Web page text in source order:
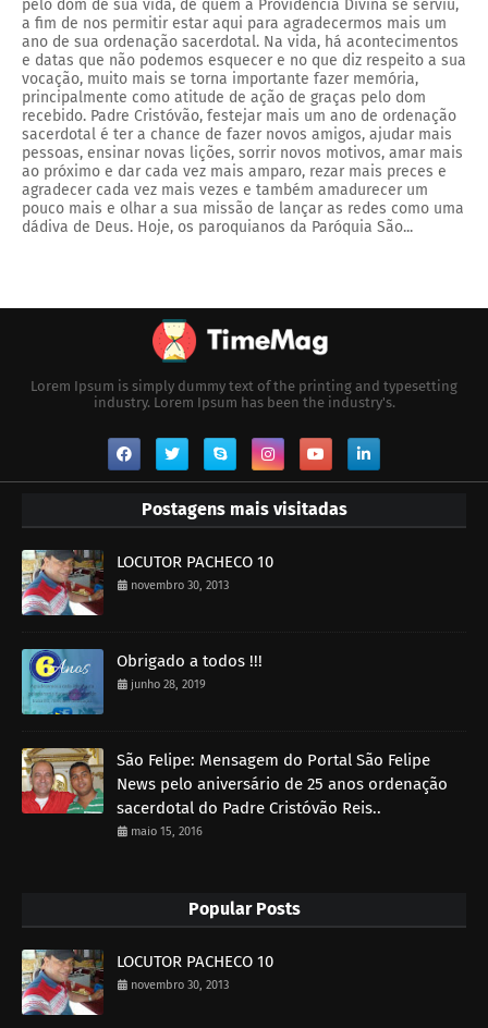
pelo dom de sua vida, de quem a Providencia Divina se serviu,
a fim de nos permitir estar aqui para agradecermos mais um
ano de sua ordenação sacerdotal. Na vida, há acontecimentos
e datas que não podemos esquecer e no que diz respeito a sua
vocação, muito mais se torna importante fazer memória,
principalmente como atitude de ação de graças pelo dom
recebido. Padre Cristóvão, festejar mais um ano de ordenação
sacerdotal é ter a chance de fazer novos amigos, ajudar mais
pessoas, ensinar novas lições, sorrir novos motivos, amar mais
ao próximo e dar cada vez mais amparo, rezar mais preces e
agradecer cada vez mais vezes e também amadurecer um
pouco mais e olhar a sua missão de lançar as redes como uma
dádiva de Deus. Hoje, os paroquianos da Paróquia São...
Lorem Ipsum is simply dummy text of the printing and typesetting
industry. Lorem Ipsum has been the industry's.
Postagens mais visitadas
LOCUTOR PACHECO 10
novembro 30, 2013
Obrigado a todos !!!
junho 28, 2019
São Felipe: Mensagem do Portal São Felipe
News pelo aniversário de 25 anos ordenação
sacerdotal do Padre Cristóvão Reis..
maio 15, 2016
Popular Posts
LOCUTOR PACHECO 10
novembro 30, 2013